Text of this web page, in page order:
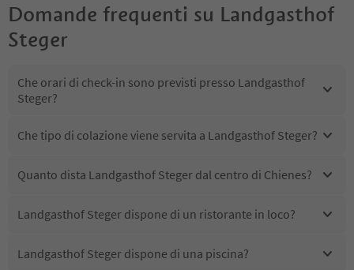
Domande frequenti su Landgasthof
Steger
Che orari di check-in sono previsti presso Landgasthof
Steger?
Che tipo di colazione viene servita a Landgasthof Steger?
Quanto dista Landgasthof Steger dal centro di Chienes?
Landgasthof Steger dispone di un ristorante in loco?
Landgasthof Steger dispone di una piscina?